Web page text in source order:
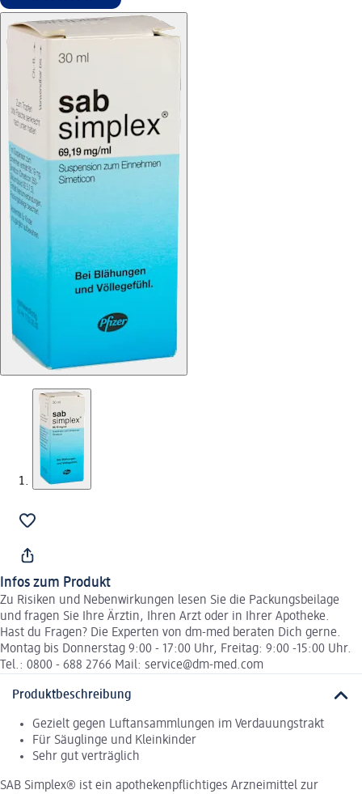
Infos zum Produkt
Zu Risiken und Nebenwirkungen lesen Sie die Packungsbeilage
und fragen Sie Ihre Ärztin, Ihren Arzt oder in Ihrer Apotheke.
Hast du Fragen? Die Experten von dm-med beraten Dich gerne.
Montag bis Donnerstag 9:00 - 17:00 Uhr, Freitag: 9:00 -15:00 Uhr.
Tel.: 0800 - 688 2766 Mail: service@dm-med.com
Produktbeschreibung
Gezielt gegen Luftansammlungen im Verdauungstrakt
Für Säuglinge und Kleinkinder
Sehr gut verträglich
SAB Simplex® ist ein apothekenpflichtiges Arzneimittel zur